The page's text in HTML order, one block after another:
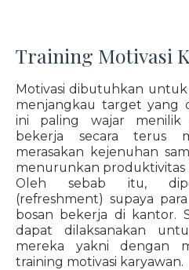
Training Motivasi
Motivasi dibutuhkan
menjangkau target yang
ini paling wajar menilik
bekerja secara terus
merasakan kejenuhan
menurunkan produktivitas
Oleh sebab itu,
(refreshment) supaya
bosan bekerja di kantor.
dapat dilaksanakan
mereka yakni dengan
training motivasi karyawan.